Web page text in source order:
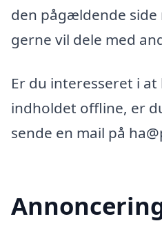
den pågældende
gerne vil dele med
Er du interesseret i
indholdet offline, er
sende en mail på